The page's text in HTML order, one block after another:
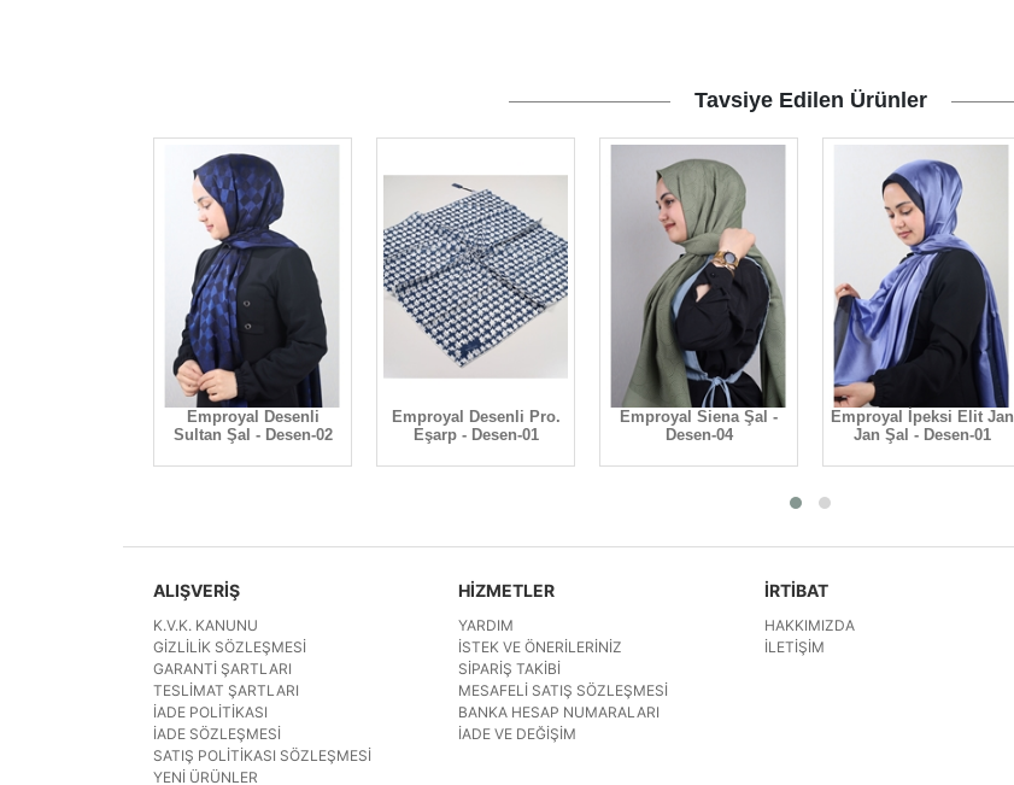
Tavsiye Edilen Ürünler
Emproyal Desenli
Sultan Şal - Desen-02
Emproyal Desenli Pro.
Eşarp - Desen-01
Emproyal Siena Şal -
Desen-04
Emproyal İpeksi Elit Jan
Jan Şal - Desen-01
ALIŞVERİŞ
K.V.K. KANUNU
GIZLILIK SÖZLEŞMESI
GARANTI ŞARTLARI
TESLIMAT ŞARTLARI
İADE POLITIKASI
İADE SÖZLEŞMESI
SATIŞ POLITIKASI SÖZLEŞMESI
YENI ÜRÜNLER
HİZMETLER
YARDIM
İSTEK VE ÖNERILERINIZ
SIPARIŞ TAKIBI
MESAFELI SATIŞ SÖZLEŞMESI
BANKA HESAP NUMARALARI
İADE VE DEĞIŞIM
İRTİBAT
HAKKIMIZDA
İLETIŞIM